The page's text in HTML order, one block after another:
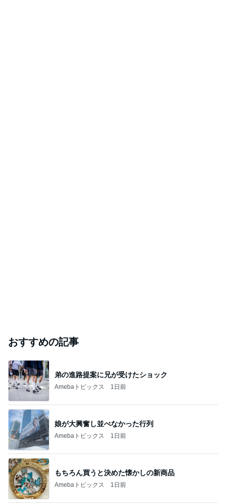
おすすめの記事
弟の進路提案に兄が受けたショック
Amebaトピックス 1日前
娘が大興奮し並べなかった行列
Amebaトピックス 1日前
もちろん買うと決めた懐かしの新商品
Amebaトピックス 1日前